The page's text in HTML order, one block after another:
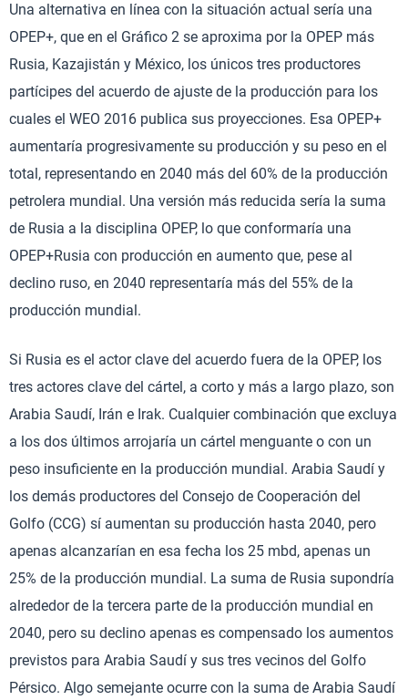
Una alternativa en línea con la situación actual sería una
OPEP+, que en el Gráfico 2 se aproxima por la OPEP más
Rusia, Kazajistán y México, los únicos tres productores
partícipes del acuerdo de ajuste de la producción para los
cuales el WEO 2016 publica sus proyecciones. Esa OPEP+
aumentaría progresivamente su producción y su peso en el
total, representando en 2040 más del 60% de la producción
petrolera mundial. Una versión más reducida sería la suma
de Rusia a la disciplina OPEP, lo que conformaría una
OPEP+Rusia con producción en aumento que, pese al
declino ruso, en 2040 representaría más del 55% de la
producción mundial.
Si Rusia es el actor clave del acuerdo fuera de la OPEP, los
tres actores clave del cártel, a corto y más a largo plazo, son
Arabia Saudí, Irán e Irak. Cualquier combinación que excluya
a los dos últimos arrojaría un cártel menguante o con un
peso insuficiente en la producción mundial. Arabia Saudí y
los demás productores del Consejo de Cooperación del
Golfo (CCG) sí aumentan su producción hasta 2040, pero
apenas alcanzarían en esa fecha los 25 mbd, apenas un
25% de la producción mundial. La suma de Rusia supondría
alrededor de la tercera parte de la producción mundial en
2040, pero su declino apenas es compensado los aumentos
previstos para Arabia Saudí y sus tres vecinos del Golfo
Pérsico. Algo semejante ocurre con la suma de Arabia Saudí